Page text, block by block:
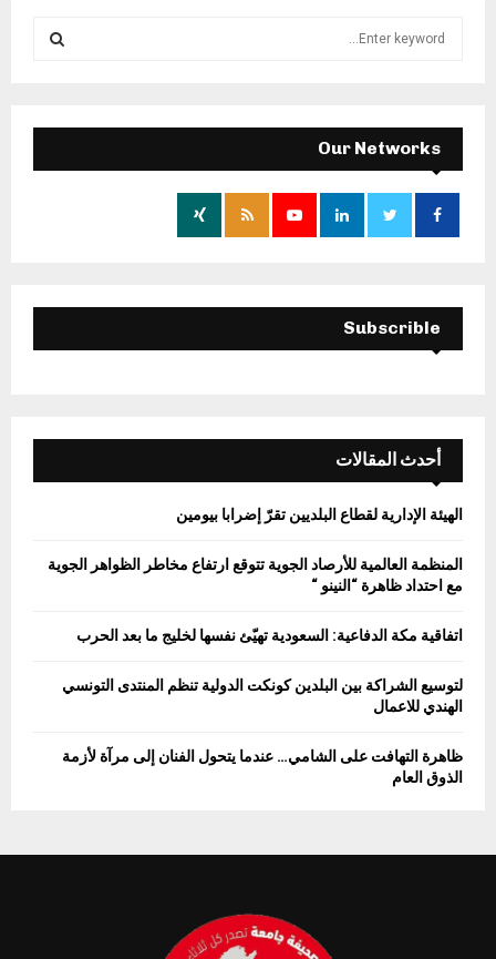
f
o
E
A
H
Our Networks
Subscrible
أحدث المقالات
الهيئة الإدارية لقطاع البلديين تقرّ إضرابا بيومين
المنظمة العالمية للأرصاد الجوية تتوقع ارتفاع مخاطر الظواهر الجوية
مع احتداد ظاهرة “النينو “
اتفاقية مكة الدفاعية: السعودية تهيّئ نفسها لخليج ما بعد الحرب
لتوسيع الشراكة بين البلدين كونكت الدولية تنظم المنتدى التونسي
الهندي للاعمال
ظاهرة التهافت على الشامي… عندما يتحول الفنان إلى مرآة لأزمة
الذوق العام